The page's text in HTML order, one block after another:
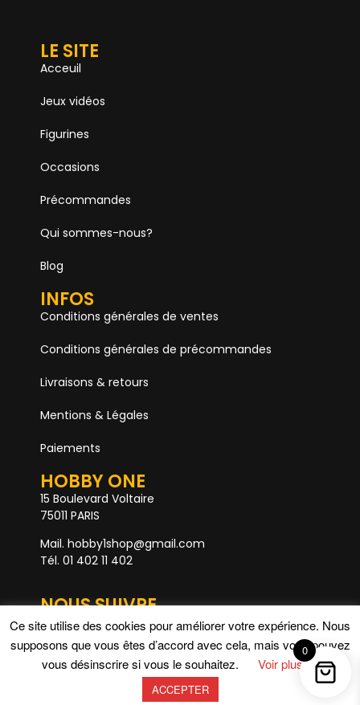
LE SITE
Acceuil
Jeux vidéos
Figurines
Occasions
Précommandes
Qui sommes-nous?
Blog
INFOS
Conditions générales de ventes
Conditions générales de précommandes
Livraisons & retours
Mentions & Légales
Paiements
HOBBY ONE
15 Boulevard Voltaire
75011 PARIS
Mail. hobby1shop@gmail.com
Tél. 01 402 11 402
NOUS SUIVRE
Ce site utilise des cookies pour améliorer votre expérience. Nous
supposons que vous êtes d’accord avec cela, mais vous pouvez
vous désinscrire si vous le souhaitez.
Voir plus
ACCEPTER
0